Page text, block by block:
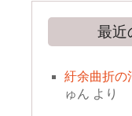
最近
紆余曲折の
ゅん より